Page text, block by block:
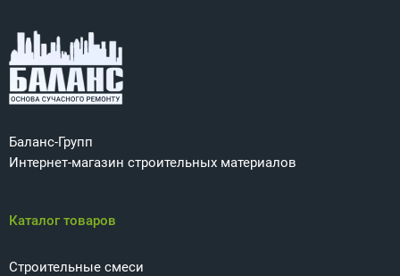
Баланс-Групп
Интернет-магазин строительных материалов
Каталог товаров
Строительные смеси